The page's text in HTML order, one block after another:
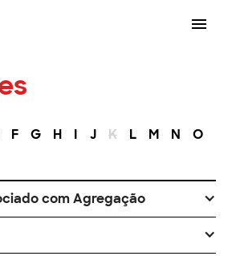
F G H I J K L M N O
com Agregação